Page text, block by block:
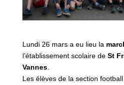
Lundi 26 mars a eu lieu la
l’établissement scolaire deSt
Vannes.
Les élèves de la section